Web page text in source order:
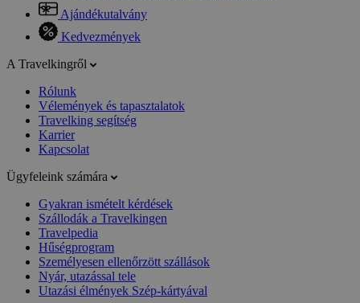
Ajándékutalvány
Kedvezmények
A Travelkingről
Rólunk
Vélemények és tapasztalatok
Travelking segítség
Karrier
Kapcsolat
Ügyfeleink számára
Gyakran ismételt kérdések
Szállodák a Travelkingen
Travelpedia
Hűségprogram
Személyesen ellenőrzött szállások
Nyár, utazással tele
Utazási élmények Szép-kártyával